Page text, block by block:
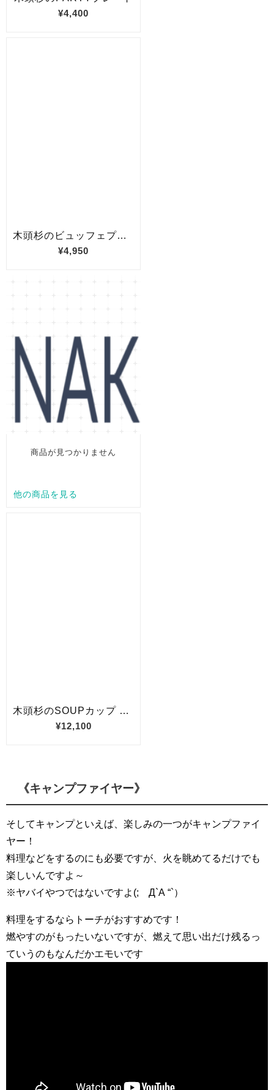
《キャンプファイヤー》
そしてキャンプといえば、楽しみの一つがキャンプファイ
ヤー ！
料理などをするのにも必要ですが、火を眺めてるだけでも
楽しいんですよ～
※ヤバイやつではないですよ(;´Д`A “`）
料理をするなら トーチがおすすめです！
燃やすのがもったいないですが、燃えて思い出だけ残るっ
ていうのもなんだかエモいです